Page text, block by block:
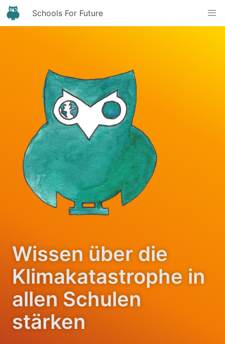
Schools For Future
Wissen über die
Klimakatastrophe in
allen Schulen
stärken